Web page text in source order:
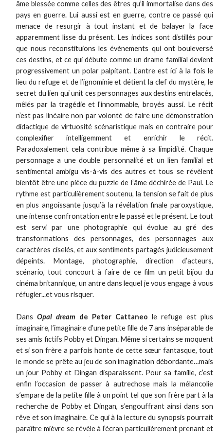
âme blessée comme celles des êtres qu’il immortalise dans des
pays en guerre. Lui aussi est en guerre, contre ce passé qui
menace de resurgir à tout instant et de balayer la face
apparemment lisse du présent. Les indices sont distillés pour
que nous reconstituions les évènements qui ont bouleversé
ces destins, et ce qui débute comme un drame familial devient
progressivement un polar palpitant. L’antre est ici à la fois le
lieu du refuge et de l’ignominie et détient la clef du mystère, le
secret du lien qui unit ces personnages aux destins entrelacés,
mêlés par la tragédie et l’innommable, broyés aussi. Le récit
n’est pas linéaire non par volonté de faire une démonstration
didactique de virtuosité scénaristique mais en contraire pour
complexifier intelligemment et enrichir le récit.
Paradoxalement cela contribue même à sa limpidité. Chaque
personnage a une double personnalité et un lien familial et
sentimental ambigu vis-à-vis des autres et tous se révèlent
bientôt être une pièce du puzzle de l’âme déchirée de Paul. Le
rythme est particulièrement soutenu, la tension se fait de plus
en plus angoissante jusqu’à la révélation finale paroxystique,
une intense confrontation entre le passé et le présent. Le tout
est servi par une photographie qui évolue au gré des
transformations des personnages, des personnages aux
caractères ciselés, et aux sentiments partagés judicieusement
dépeints. Montage, photographie, direction d’acteurs,
scénario, tout concourt à faire de ce film un petit bijou du
cinéma britannique, un antre dans lequel je vous engage à vous
réfugier...et vous risquer.
Dans Opal dream de Peter Cattaneo le refuge est plus
imaginaire, l’imaginaire d’une petite fille de 7 ans inséparable de
ses amis fictifs Pobby et Dingan. Même si certains se moquent
et si son frère a parfois honte de cette sœur fantasque, tout
le monde se prête au jeu de son imagination débordante…mais
un jour Pobby et Dingan disparaissent. Pour sa famille, c’est
enfin l’occasion de passer à autrechose mais la mélancolie
s’empare de la petite fille à un point tel que son frère part à la
recherche de Pobby et Dingan, s’engouffrant ainsi dans son
rêve et son imaginaire. Ce qui à la lecture du synopsis pourrait
paraître mièvre se révèle à l’écran particulièrement prenant et